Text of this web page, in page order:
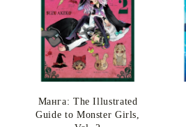
Манга: The Illustrated
Guide to Monster Girls,